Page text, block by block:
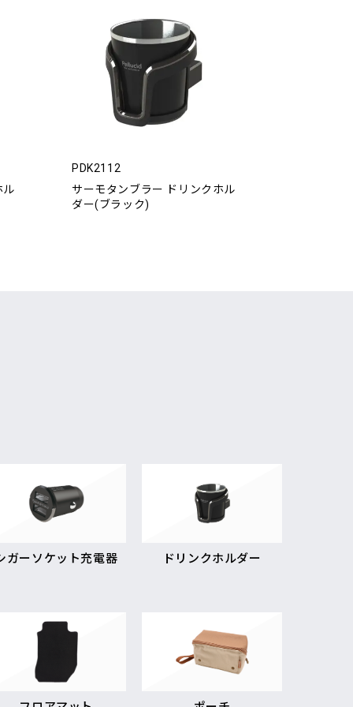
ル
PDK2112
サーモタンブラー ドリンクホル
ダー(ブラック)
ガーソケット充電器 ドリンクホルダー